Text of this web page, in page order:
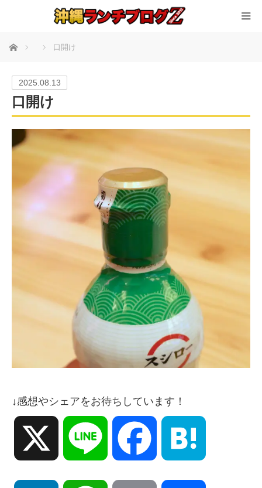
ホーム 口開け
2025.08.13
口開け
↓感想やシェアをお待ちしています！
Line Facebook